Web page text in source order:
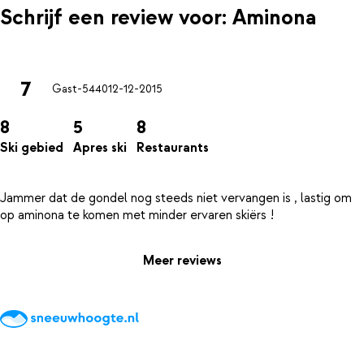
Schrijf een review voor: Aminona
7 Gast-544012-12-2015
8
Ski gebied
5
Apres ski
8
Restaurants
Jammer dat de gondel nog steeds niet vervangen is , lastig om
Meer reviews